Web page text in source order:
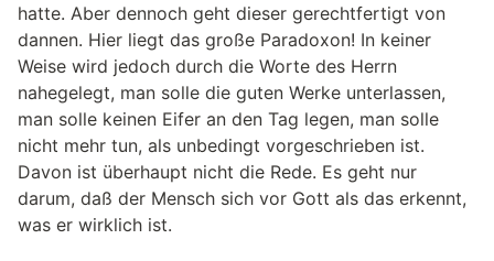
hatte. Aber dennoch geht dieser gerechtfertigt von
dannen. Hier liegt das große Paradoxon! In keiner
Weise wird jedoch durch die Worte des Herrn
nahegelegt, man solle die guten Werke unterlassen,
man solle keinen Eifer an den Tag legen, man solle
nicht mehr tun, als unbedingt vorgeschrieben ist.
Davon ist überhaupt nicht die Rede. Es geht nur
darum, daß der Mensch sich vor Gott als das erkennt,
was er wirklich ist.